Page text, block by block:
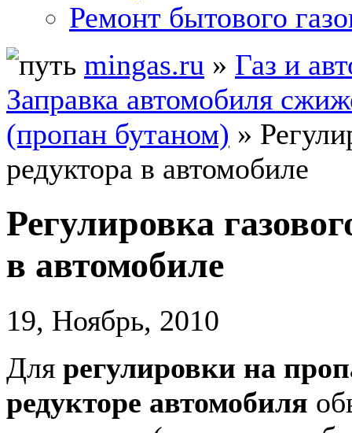
Ремонт бытового
mingas.ru » Газ и
Заправка автомобиля
(пропан бутаном) »
редуктора в автомобиле
Регулировка
в автомобиле
19, Ноябрь, 2010
Для регулировки на
редукторе автомобиля